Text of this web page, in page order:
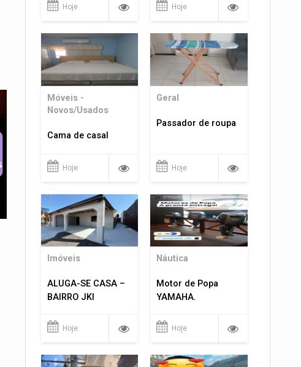
Hoje Hoje
Móveis -
Novos/Usados
Cama de casal
Hoje
Geral
Passador de roupa
Hoje
Imóveis
ALUGA-SE CASA –
BAIRRO JKI
Hoje
Náutica
Motor de Popa
YAMAHA.
Hoje